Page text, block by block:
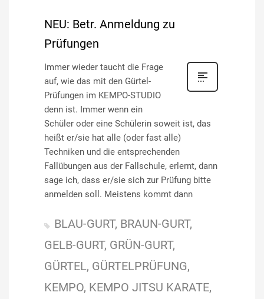
NEU: Betr. Anmeldung zu
Prüfungen
Immer wieder taucht die Frage
auf, wie das mit den Gürtel-
Prüfungen im KEMPO-STUDIO
denn ist. Immer wenn ein
Schüler oder eine Schülerin soweit ist, das
heißt er/sie hat alle (oder fast alle)
Techniken und die entsprechenden
Fallübungen aus der Fallschule, erlernt, dann
sage ich, dass er/sie sich zur Prüfung bitte
anmelden soll. Meistens kommt dann
BLAU-GURT BRAUN-GURT
GELB-GURT GRÜN-GURT
GÜRTEL GÜRTELPRÜFUNG
KEMPO KEMPO JITSU KARATE